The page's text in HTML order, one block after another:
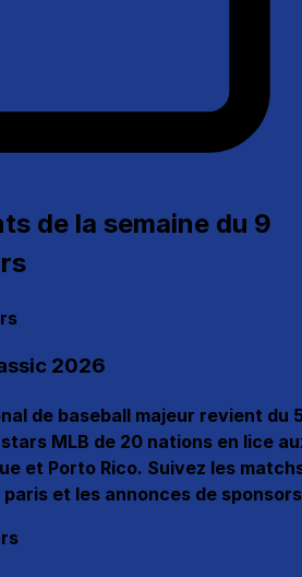
de la semaine du 9
2026
de baseball majeur revient du
MLB de 20 nations en lice
et Porto Rico. Suivez les
et les annonces de